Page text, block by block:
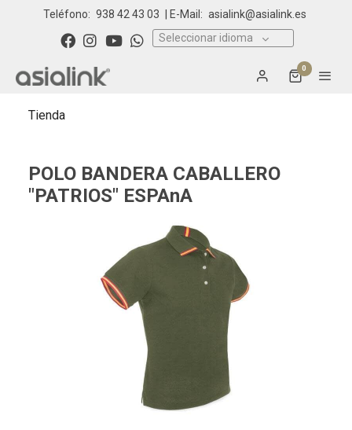
Teléfono: 938 42 43 03 | E-Mail: asialink@asialink.es
Seleccionar idioma
0
Tienda
POLO BANDERA CABALLERO
"PATRIOS" ESPAnA